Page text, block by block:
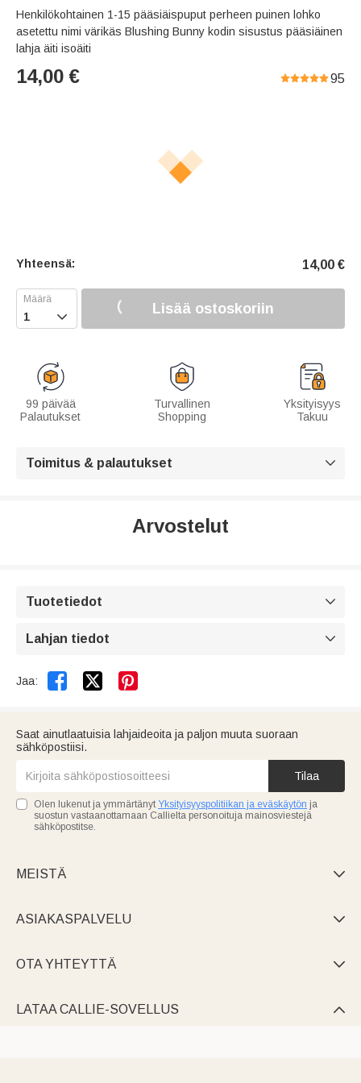
e
t
e
e
r
l
Henkilökohtainen 1-15 pääsiäispuput perheen puinen lohko
asetettu nimi värikäs Blushing Bunny kodin sisustus pääsiäinen
lahja äiti isoäiti
14,00 € 95
Yhteensä: 14,00 €
 Lisää ostoskoriin
99 päivää
Palautukset
Turvallinen
Shopping
Yksityisyys
Takuu
Toimitus & palautukset 
Arvostelut
Tuotetiedot 
Lahjan tiedot 
Jaa:  
Saat ainutlaatuisia lahjaideoita ja paljon muuta suoraan
sähköpostiisi.
Tilaa
Olen lukenut ja ymmärtänyt Yksityisyyspolitiikan ja eväskäytön ja
suostun vastaanottamaan Callielta personoituja mainosviestejä
sähköpostitse.
MEISTÄ 
ASIAKASPALVELU 
OTA YHTEYTTÄ 
LATAA CALLIE-SOVELLUS 